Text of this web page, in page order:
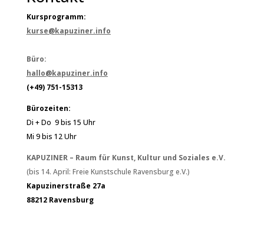
Kursprogramm:
kurse@kapuziner.info
Büro:
hallo@kapuziner.info
(+49) 751-15313
Bürozeiten:
Di + Do 9 bis 15 Uhr
Mi 9 bis 12 Uhr
KAPUZINER – Raum für Kunst, Kultur und Soziales e.V.
(bis 14. April: Freie Kunstschule Ravensburg e.V.)
Kapuzinerstraße 27a
88212 Ravensburg